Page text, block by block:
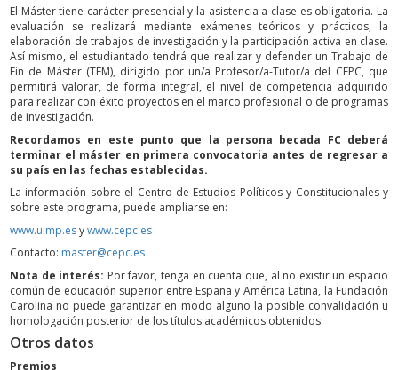
El Máster tiene carácter presencial y la asistencia a clase es obligatoria. La
evaluación se realizará mediante exámenes teóricos y prácticos, la
elaboración de trabajos de investigación y la participación activa en clase.
Así mismo, el estudiantado tendrá que realizar y defender un Trabajo de
Fin de Máster (TFM), dirigido por un/a Profesor/a-Tutor/a del CEPC, que
permitirá valorar, de forma integral, el nivel de competencia adquirido
para realizar con éxito proyectos en el marco profesional o de programas
de investigación.
Recordamos en este punto que la persona becada FC deberá
terminar el máster en primera convocatoria antes de regresar a
su país en las fechas establecidas.
La información sobre el Centro de Estudios Políticos y Constitucionales y
sobre este programa, puede ampliarse en:
www.uimp.esywww.cepc.es
Contacto: master@cepc.es
Nota de interés: Por favor, tenga en cuenta que, al no existir un espacio
común de educación superior entre España y América Latina, la Fundación
Carolina no puede garantizar en modo alguno la posible convalidación u
homologación posterior de los títulos académicos obtenidos.
Otros datos
Premios